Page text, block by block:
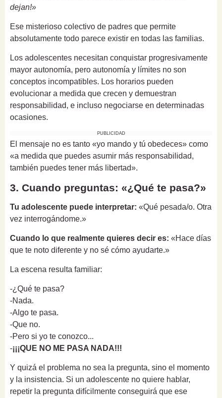
dejan!»
Ese misterioso colectivo de padres que permite
absolutamente todo parece existir en todas las familias.
Los adolescentes necesitan conquistar progresivamente
mayor autonomía, pero autonomía y límites no son
conceptos incompatibles. Los horarios pueden
evolucionar a medida que crecen y demuestran
responsabilidad, e incluso negociarse en determinadas
ocasiones.
PUBLICIDAD
El mensaje no es tanto «yo mando y tú obedeces» como
«a medida que puedes asumir más responsabilidad,
también puedes tener más libertad».
3. Cuando preguntas: «¿Qué te pasa?»
Tu adolescente puede interpretar: «Qué pesada/o. Otra
vez interrogándome.»
Cuando lo que realmente quieres decir es: «Hace días
que te noto diferente y no sé cómo ayudarte.»
La escena resulta familiar:
-¿Qué te pasa?
-Nada.
-Algo te pasa.
-Que no.
-Pero si yo te conozco...
-¡¡¡QUE NO ME PASA NADA!!!
Y quizá el problema no sea la pregunta, sino el momento
y la insistencia. Si un adolescente no quiere hablar,
repetir la pregunta difícilmente conseguirá que ese